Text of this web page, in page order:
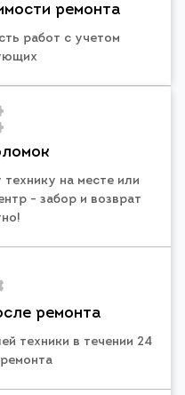
ремонта
работ с учетом
на месте или
- забор и возврат
ремонта
техники в течении 24